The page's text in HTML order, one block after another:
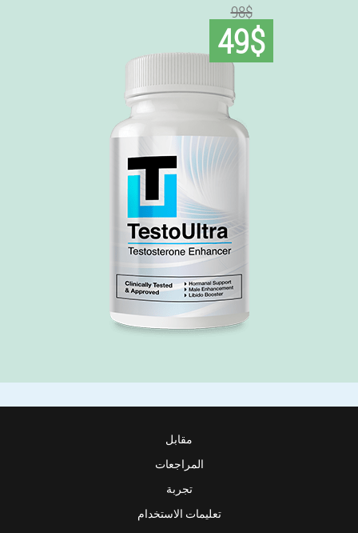
98$
49$
مقابل
المراجعات
تجربة
تعليمات الاستخدام